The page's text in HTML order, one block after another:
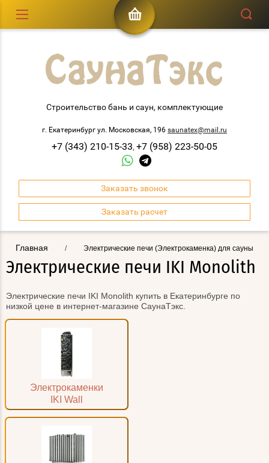
Строительство бань и саун, комплектующие
г. Екатеринбург ул. Московская, 196 saunatex@mail.ru
+7 (343) 210-15-33, +7 (958) 223-50-05
Заказать звонок
Заказать расчет
Главная / Электрические печи (Электрокаменка) для сауны
Электрические печи IKI Monolith
Электрические печи IKI Monolith купить в Екатеринбурге по
низкой цене в интернет-магазине СаунаТэкс.
Электрокаменки
IKI Wall